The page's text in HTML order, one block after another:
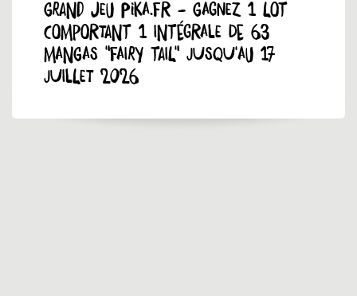
GRAND JEU pika.fr - Gagnez 1 lot
comportant 1 intégrale de 63
mangas "Fairy Tail" jusqu'au 17
juillet 2026